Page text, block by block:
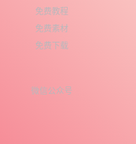
免费教程
免费素材
免费下载
微信公众号